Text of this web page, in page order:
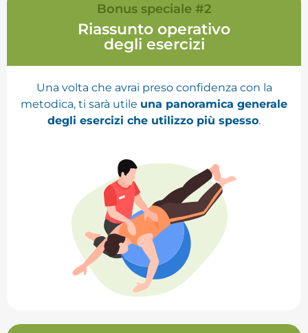
Bonus speciale #2
Riassunto operativo
degli esercizi
Una volta che avrai preso confidenza con la
metodica, ti sarà utile una panoramica generale
degli esercizi che utilizzo più spesso.